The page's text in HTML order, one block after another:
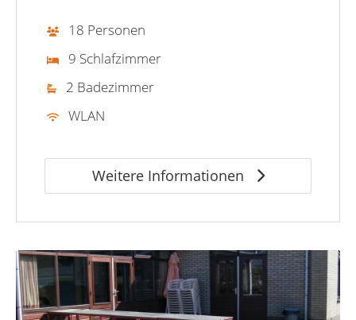
18 Personen
9 Schlafzimmer
2 Badezimmer
WLAN
Weitere Informationen